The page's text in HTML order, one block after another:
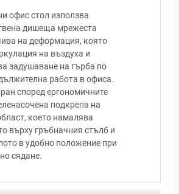
офис стол използва
дишеща мрежеста
на деформация, която
на въздуха и
задушаване на гърба по
работа в офиса.
според ергономичните
подкрепа на
което намалява
върху гръбначния стълб и
в удобно положение при
сядане.